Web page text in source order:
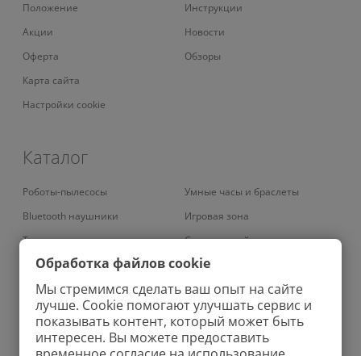
Положение
Акции
Оферта
Карта сайта
Настройки cookie
Инструкции
Новости
Обзоры
Каталог
Роботы-пылесосы
Bluetooth наушники
Телевизоры
Умные кондиционеры
Вертикальные пылесосы
Роботы-мойщики окон
Колонки
Умные часы и браслеты
Игровая зона
Смарт-устройства
Умный дом
Аудио
Фены
Ирригаторы
Обработка файлов cookie
Мы стремимся сделать ваш опыт на сайте
лучше. Cookie помогают улучшать сервис и
показывать контент, который может быть
интересен. Вы можете предоставить